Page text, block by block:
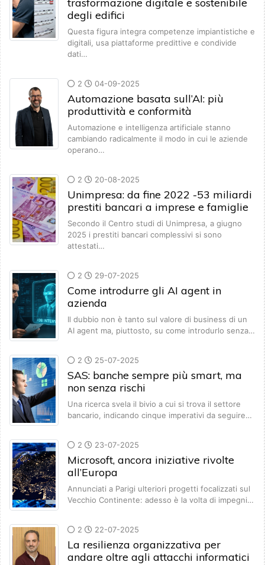
trasformazione digitale e sostenibile
degli edifici
Questa figura integra competenze impiantistiche e
digitali, usa piattaforme predittive e condivide
dati…
2 04-09-2025
Automazione basata sull’AI: più
produttività e conformità
Automazione e intelligenza artificiale stanno
cambiando radicalmente il modo in cui le aziende
operano…
2 20-08-2025
Unimpresa: da fine 2022 -53 miliardi
prestiti bancari a imprese e famiglie
Secondo il Centro studi di Unimpresa, a giugno
2025 i prestiti bancari complessivi si sono
attestati…
2 29-07-2025
Come introdurre gli AI agent in
azienda
Il dubbio non è tanto sul valore di business di un
AI agent ma, piuttosto, su come introdurlo senza…
2 25-07-2025
SAS: banche sempre più smart, ma
non senza rischi
Una ricerca svela il bivio a cui si trova il settore
bancario, indicando cinque imperativi da seguire…
2 23-07-2025
Microsoft, ancora iniziative rivolte
all’Europa
Annunciati a Parigi ulteriori progetti focalizzati sul
Vecchio Continente: adesso è la volta di impegni…
2 22-07-2025
La resilienza organizzativa per
andare oltre agli attacchi informatici